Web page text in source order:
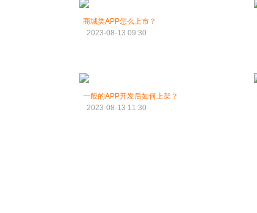
商城类APP怎么上市？
2023-08-13 09:30
一般的APP开发后如何上架？
2023-08-13 11:30